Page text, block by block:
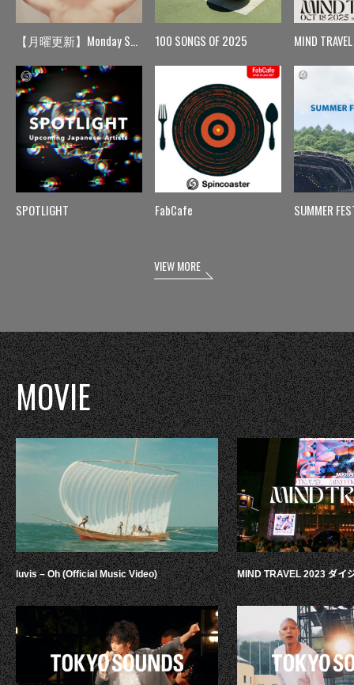
【月曜更新】Monday Spin
SPOTLIGHT
100 SONGS OF 2025
FabCafe
MIND TRAVEL
SUMMER
VIEW MORE
MOVIE
luvis – Oh (Official Music Video) MIND TRAVEL 2023 ダイ